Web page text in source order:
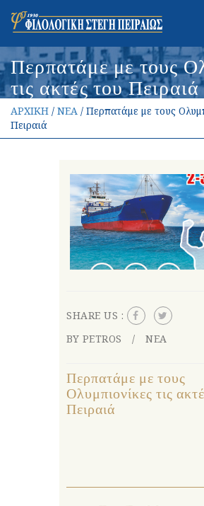
Περπατάμε με τους
τις ακτές του Πειραιά
ΑΡΧΙΚΗ / ΝΕΑ / Περπατάμε με τους
Πειραιά
SHARE US :
BY PETROS
ΝΕΑ
Περπατάμε με τους
Ολυμπιονίκες τις
Πειραιά